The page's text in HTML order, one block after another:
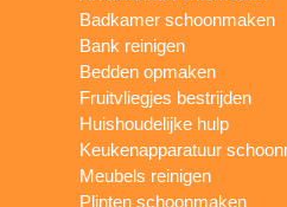
Badkamer schoonmaken
Bank reinigen
Bedden opmaken
Fruitvliegjes bestrijden
Huishoudelijke hulp
Keukenapparatuur
Meubels reinigen
Plinten schoonmaken